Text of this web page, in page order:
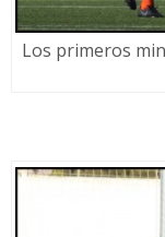
Los primeros